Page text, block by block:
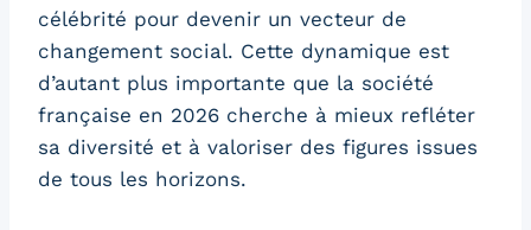
célébrité pour devenir un vecteur de
changement social. Cette dynamique est
d’autant plus importante que la société
française en 2026 cherche à mieux refléter
sa diversité et à valoriser des figures issues
de tous les horizons.